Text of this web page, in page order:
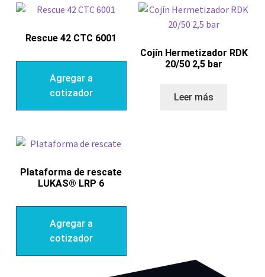
Rescue 42 CTC 6001
Agregar a
cotizador
Cojín Hermetizador RDK
20/50 2,5 bar
Leer más
Plataforma de rescate
LUKAS® LRP 6
Agregar a
cotizador